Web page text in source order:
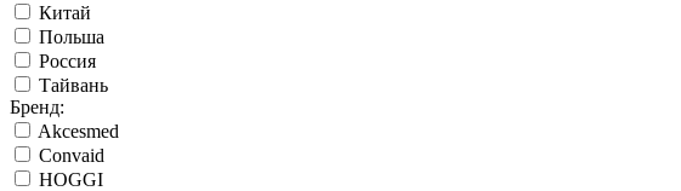
Китай
Польша
Россия
Тайвань
Бренд:
Akcesmed
Convaid
HOGGI